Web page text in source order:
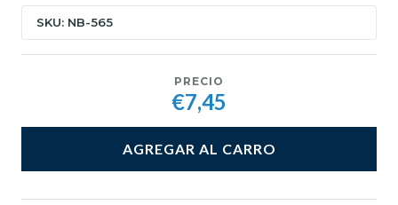
SKU: NB-565
PRECIO
€7,45
AGREGAR AL CARRO